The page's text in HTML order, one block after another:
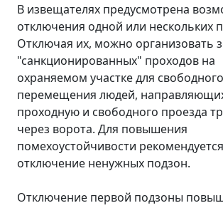
В извещателях предусмотрена
отключения одной или нескольких
Отключая их, можно организовать
"санкционированных" проходов на
охраняемом участке для свободного
перемещения людей,
проходную и свободного проезда
через ворота. Для повышения
помехоустойчивости рекомендуется
отключение ненужных подзон.
Отключение первой подзоны